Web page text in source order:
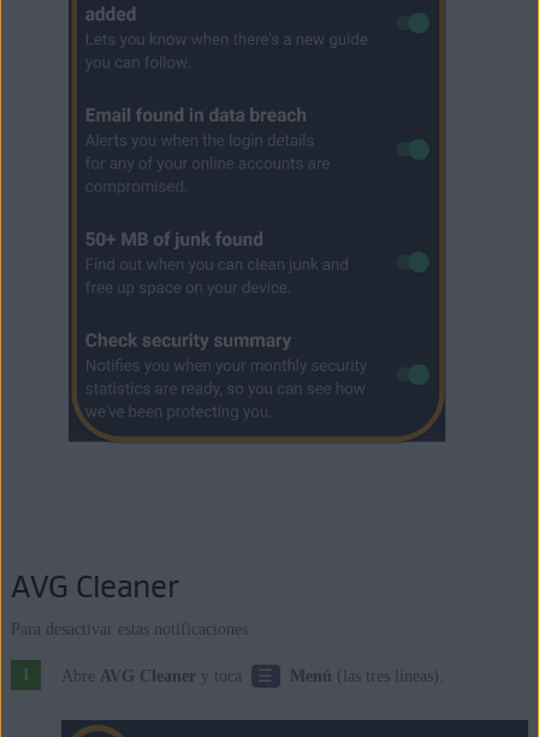
AVG Cleaner
Para desactivar estas notificaciones:
Abre AVG Cleanery toca ☰ Menú (las tres líneas).